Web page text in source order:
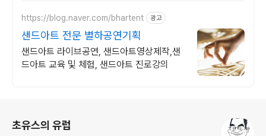
https://blog.naver.com/bhartent 광고
샌드아트 전문 별하공연기획
샌드아트 라이브공연, 샌드아트영상제작,샌
드아트 교육 및 체험, 샌드아트 진로강의
초유스의 유럽